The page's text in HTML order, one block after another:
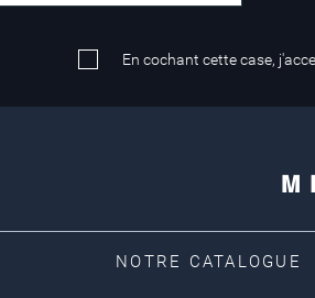
Mastercard, Visa
En cochant cette case,
M
NOTRE CATALOGUE